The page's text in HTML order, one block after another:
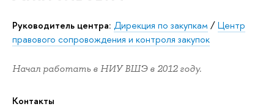
Руководитель центра: Дирекция по закупкам /Центр
правового сопровождения и контроля закупок
Начал работать в НИУ ВШЭ в 2012 году.
Контакты